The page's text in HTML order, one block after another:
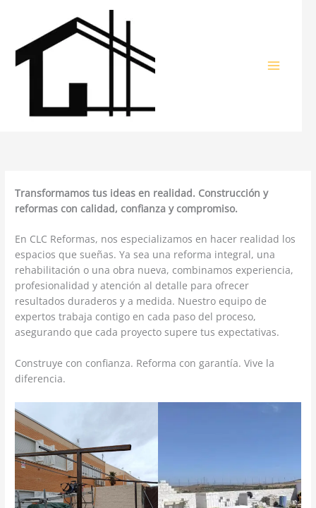
contenido
Transformamos tus ideas en realidad. Construcción y
reformas con calidad, confianza y compromiso.
En CLC Reformas, nos especializamos en hacer realidad los
espacios que sueñas. Ya sea una reforma integral, una
rehabilitación o una obra nueva, combinamos experiencia,
profesionalidad y atención al detalle para ofrecer
resultados duraderos y a medida. Nuestro equipo de
expertos trabaja contigo en cada paso del proceso,
asegurando que cada proyecto supere tus expectativas.
Construye con confianza. Reforma con garantía. Vive la
diferencia.